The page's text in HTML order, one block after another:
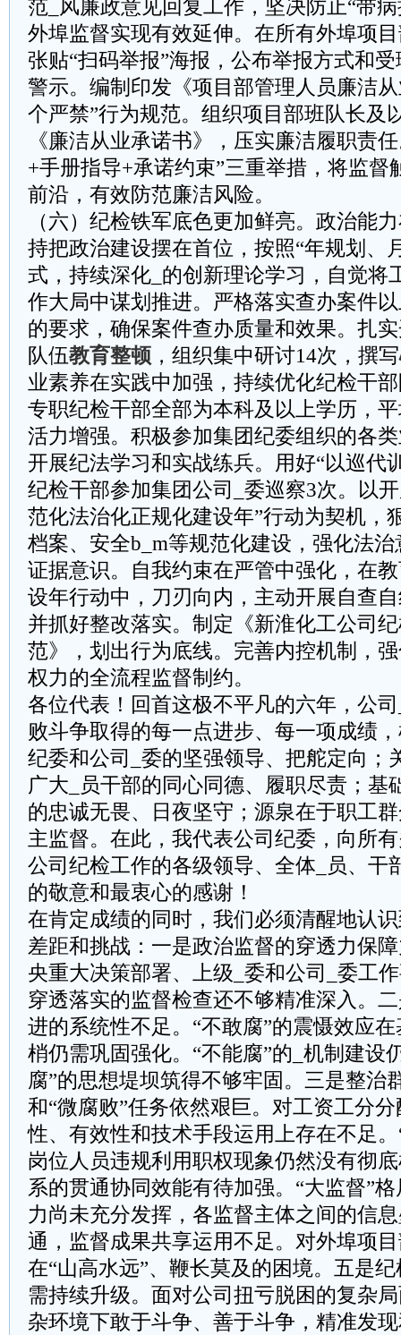
范_风廉政意见回复工作，坚决防止“带
外埠监督实现有效延伸。在所有外埠项
张贴“扫码举报”海报，公布举报方式和
警示。编制印发《项目部管理人员廉洁
个严禁”行为规范。组织项目部班队长及
《廉洁从业承诺书》，压实廉洁履职责
+手册指导+承诺约束”三重举措，将监督
前沿，有效防范廉洁风险。
（六）纪检铁军底色更加鲜亮。政治能
持把政治建设摆在首位，按照“年规划、
式，持续深化_的创新理论学习，自觉将
作大局中谋划推进。严格落实查办案件
的要求，确保案件查办质量和效果。扎
队伍教育整顿 ，组织集中研讨14次，撰写
业素养在实践中加强，持续优化纪检干
专职纪检干部全部为本科及以上学历，
活力增强。积极参加集团纪委组织的各
开展纪法学习和实战练兵。用好“以巡代
纪检干部参加集团公司_委巡察3次。以
范化法治化正规化建设年”行动为契机，
档案、安全b_m等规范化建设，强化法
证据意识。自我约束在严管中强化，在
设年行动中，刀刃向内，主动开展自查
并抓好整改落实。制定《新淮化工公司
范》，划出行为底线。完善内控机制，
权力的全流程监督制约。
各位代表！回首这极不平凡的六年，公
败斗争取得的每一点进步、每一项成绩
纪委和公司_委的坚强领导、把舵定向；
广大_员干部的同心同德、履职尽责；基
的忠诚无畏、日夜坚守；源泉在于职工
主监督。在此，我代表公司纪委，向所
公司纪检工作的各级领导、全体_员、干
的敬意和最衷心的感谢！
在肯定成绩的同时，我们必须清醒地认
差距和挑战：一是政治监督的穿透力保
央重大决策部署、上级_委和公司_委工
穿透落实的监督检查还不够精准深入。
进的系统性不足。“不敢腐”的震慑效应
梢仍需巩固强化。“不能腐”的_机制建设
腐”的思想堤坝筑得不够牢固。三是整治
和“微腐败”任务依然艰巨。对工资工分
性、有效性和技术手段运用上存在不足
岗位人员违规利用职权现象仍然没有彻
系的贯通协同效能有待加强。“大监督”
力尚未充分发挥，各监督主体之间的信
通，监督成果共享运用不足。对外埠项
在“山高水远”、鞭长莫及的困境。五是
需持续升级。面对公司扭亏脱困的复杂
杂环境下敢于斗争、善于斗争，精准发